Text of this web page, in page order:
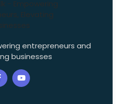
entrepreneurs and
businesses